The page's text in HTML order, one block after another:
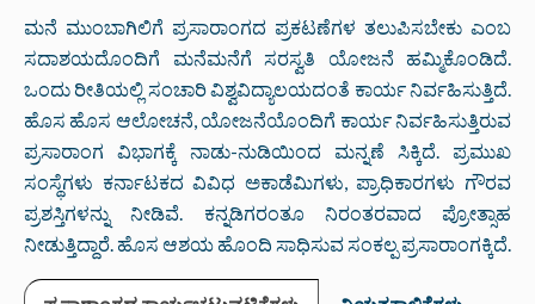
ಮನೆ ಮುಂಬಾಗಿಲಿಗೆ ಪ್ರಸಾರಾಂಗದ ಪ್ರಕಟಣೆಗಳ ತಲುಪಿಸಬೇಕು ಎಂಬ
ಸದಾಶಯದೊಂದಿಗೆ ಮನೆಮನೆಗೆ ಸರಸ್ವತಿ ಯೋಜನೆ ಹಮ್ಮಿಕೊಂಡಿದೆ.
ಒಂದು ರೀತಿಯಲ್ಲಿ ಸಂಚಾರಿ ವಿಶ್ವವಿದ್ಯಾಲಯದಂತೆ ಕಾರ್ಯ ನಿರ್ವಹಿಸುತ್ತಿದೆ.
ಹೊಸ ಹೊಸ ಆಲೋಚನೆ, ಯೋಜನೆಯೊಂದಿಗೆ ಕಾರ್ಯ ನಿರ್ವಹಿಸುತ್ತಿರುವ
ಪ್ರಸಾರಾಂಗ ವಿಭಾಗಕ್ಕೆ ನಾಡು-ನುಡಿಯಿಂದ ಮನ್ನಣೆ ಸಿಕ್ಕಿದೆ. ಪ್ರಮುಖ
ಸಂಸ್ಥೆಗಳು ಕರ್ನಾಟಕದ ವಿವಿಧ ಅಕಾಡೆಮಿಗಳು, ಪ್ರಾಧಿಕಾರಗಳು ಗೌರವ
ಪ್ರಶಸ್ತಿಗಳನ್ನು ನೀಡಿವೆ. ಕನ್ನಡಿಗರಂತೂ ನಿರಂತರವಾದ ಪ್ರೋತ್ಸಾಹ
ನೀಡುತ್ತಿದ್ದಾರೆ. ಹೊಸ ಆಶಯ ಹೊಂದಿ ಸಾಧಿಸುವ ಸಂಕಲ್ಪ ಪ್ರಸಾರಾಂಗಕ್ಕಿದೆ.